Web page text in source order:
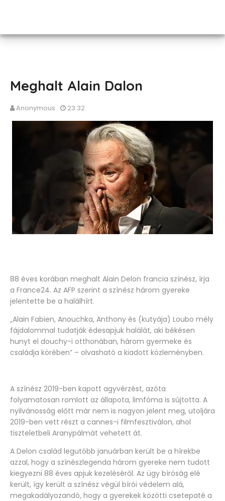
Meghalt Alain Dalon
Anonymous 23:32
88 éves korában meghalt Alain Delon francia színész, írja
a France24. Az AFP szerint a színész három gyereke
jelentette be a halálhírt.
„Alain Fabien, Anouchka, Anthony és (kutyája) Loubo mély
fájdalommal tudatják édesapjuk halálát, aki békésen
hunyt el douchy-i otthonában, három gyermeke és
családja körében” – olvasható a kiadott közleményben.
A színész 2019-ben kapott agyvérzést, azóta
folyamatosan romlott az állapota, limfóma is sújtotta. A
nyilvánosság előtt már nem is nagyon jelent meg, utoljára
2019-ben vett részt a cannes-i filmfesztiválon, ahol
tiszteletbeli Aranypálmát vehetett át.
A Delon család legutóbb januárban került be a hírekbe
azzal, hogy a színészlegenda három gyereke nem tudott
kiegyezni 88 éves apjuk kezeléséről. Az ügy bíróság elé
került, így került a színész végül bírói védelem alá,
megakadályozandó, hogy a gyerekek közötti csetepaté a